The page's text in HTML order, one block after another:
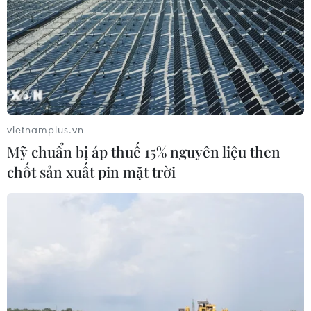
vietnamplus.vn
Mỹ chuẩn bị áp thuế 15% nguyên liệu then
chốt sản xuất pin mặt trời